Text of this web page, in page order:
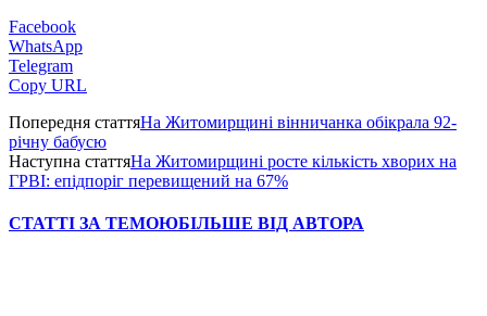
Facebook
WhatsApp
Telegram
Copy URL
Попередня статтяНа Житомирщині вінничанка обікрала 92-
річну бабусю
Наступна статтяНа Житомирщині росте кількість хворих на
ГРВІ: епідпоріг перевищений на 67%
СТАТТІ ЗА ТЕМОЮБІЛЬШЕ ВІД АВТОРА